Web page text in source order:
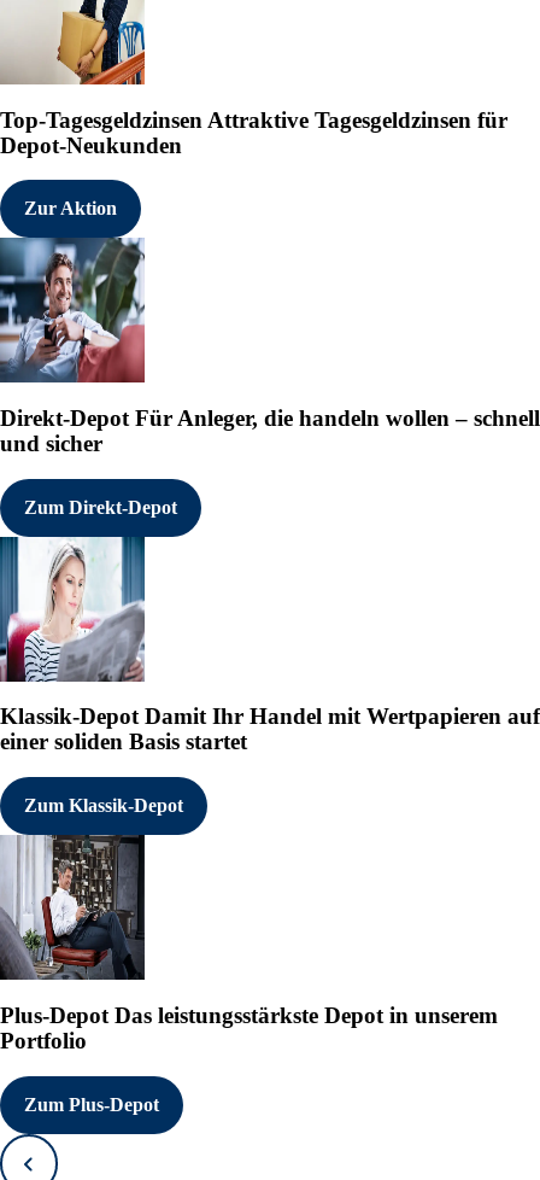
Top-Tagesgeldzinsen Attraktive Tagesgeldzinsen für
Depot-Neukunden
Zur Aktion
Direkt-Depot Für Anleger, die handeln wollen – schnell
und sicher
Zum Direkt-Depot
Klassik-DepotDamit Ihr Handel mit Wertpapieren auf
einer soliden Basis startet
Zum Klassik-Depot
Plus-Depot Das leistungsstärkste Depot in unserem
Portfolio
Zum Plus-Depot